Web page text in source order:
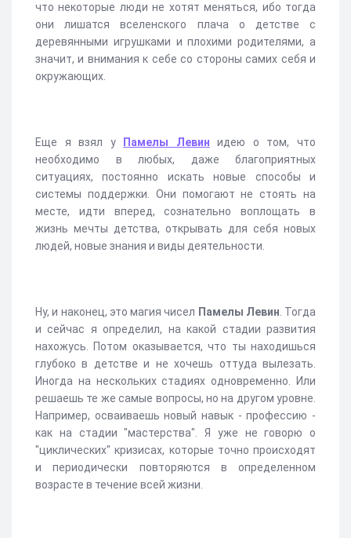
что некоторые люди не хотят меняться, ибо тогда
они лишатся вселенского плача о детстве с
деревянными игрушками и плохими родителями, а
значит, и внимания к себе со стороны самих себя и
окружающих.
Еще я взял у Памелы Левин идею о том, что
необходимо в любых, даже благоприятных
ситуациях, постоянно искать новые способы и
системы поддержки. Они помогают не стоять на
месте, идти вперед, сознательно воплощать в
жизнь мечты детства, открывать для себя новых
людей, новые знания и виды деятельности.
Ну, и наконец, это магия чисел Памелы Левин. Тогда
и сейчас я определил, на какой стадии развития
нахожусь. Потом оказывается, что ты находишься
глубоко в детстве и не хочешь оттуда вылезать.
Иногда на нескольких стадиях одновременно. Или
решаешь те же самые вопросы, но на другом уровне.
Например, осваиваешь новый навык - профессию -
как на стадии "мастерства". Я уже не говорю о
"циклических" кризисах, которые точно происходят
и периодически повторяются в определенном
возрасте в течение всей жизни.